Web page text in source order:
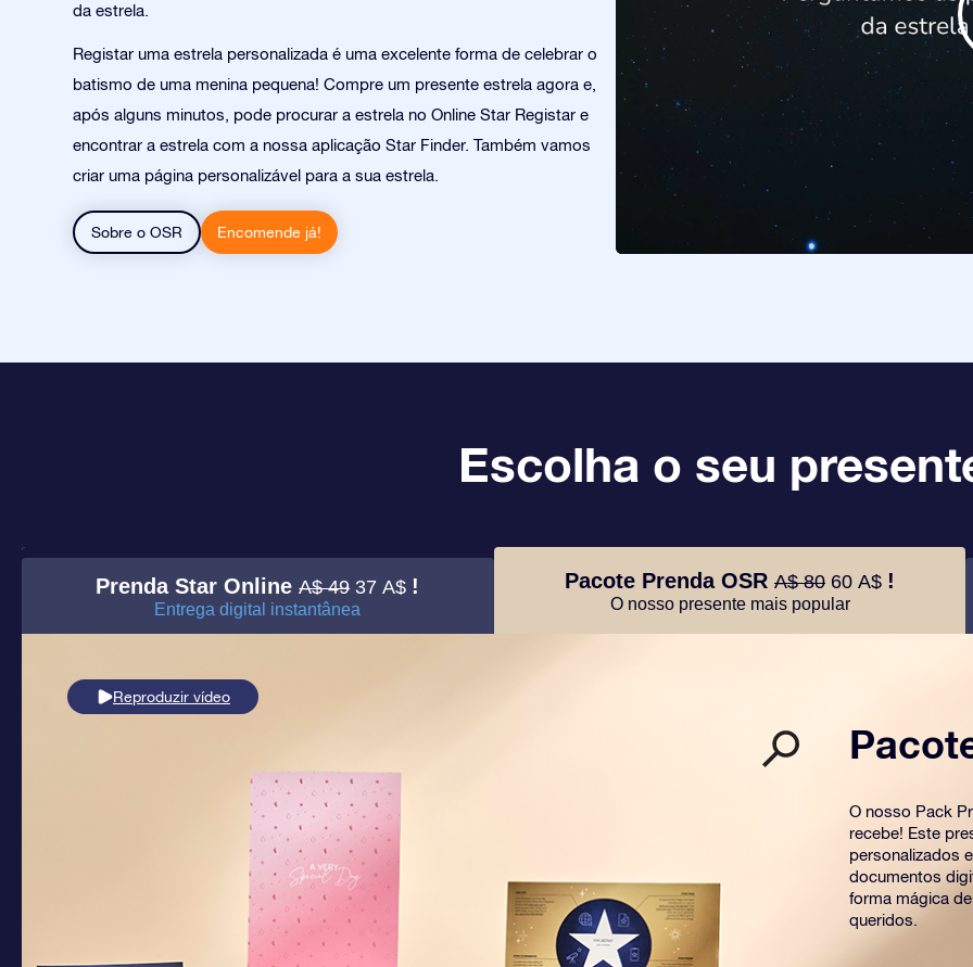
da estrela.
Registar uma estrela personalizada é uma excelente forma de celebrar o
batismo de uma menina pequena! Compre um presente estrela agora e,
após alguns minutos, pode procurar a estrela no Online Star Registar e
encontrar a estrela com a nossa aplicação Star Finder. Também vamos
criar uma página personalizável para a sua estrela.
Sobre o OSR Encomende já!
Escolha o seu
Prenda Star OnlineA$ 49 37 A$ !
Entrega digital instantânea
Pacote Prenda OSR A$ 80 60 A$ !
O nosso presente mais popular
Reproduzir vídeo
O nosso Pack
recebe! Este
personalizados
documentos
forma mágica
queridos.